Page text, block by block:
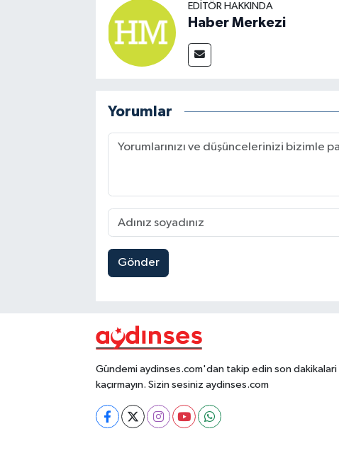
EDITÖR HAKKINDA
Haber Merkezi
Yorumlar
Gönder
Gündemi aydinses.com'dan takip edin son dakikalari
kaçırmayın. Sizin sesiniz aydinses.com